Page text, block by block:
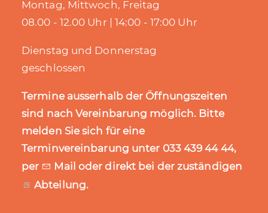
@gemeindesteffisburg
Mit Freude blicken wir auf drei
erfolgreiche und bereichernde
Ausbildungsjahre zurück und sind stolz, vier
engagierte Kaufleute auf ihrem Weg zum
erfolgreichen Lehrabschluss begleitet zu
haben.
Montag, Mittwoch, Freitag
08.00 - 12.00 Uhr | 14:00 - 17:00 Uhr
Dienstag und Donnerstag
geschlossen
Termine ausserhalb der Öffnungszeiten
sind nach Vereinbarung möglich. Bitte
melden Sie sich für eine
Terminvereinbarung unter 033 439 44 44,
per
Mail oder direkt bei der zuständigen
Abteilung.